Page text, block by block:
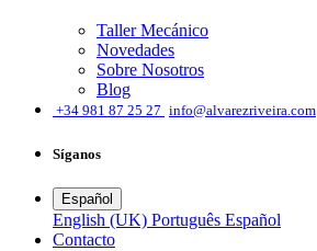
Taller Mecánico
Novedades
Sobre Nosotros
Blog
+34 981 87 25 27 info@alvarezriveira.com
Síganos
Español
English (UK) Português Español
​Contacto